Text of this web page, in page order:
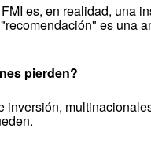
es, en realidad, una
es una
pierden?
inversión,